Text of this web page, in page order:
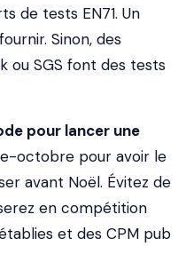
de tests EN71. Un
Sinon, des
ou SGS font des tests
pour lancer une
octobre pour avoir le
avant Noël. Évitez de
en compétition
et des CPM pub